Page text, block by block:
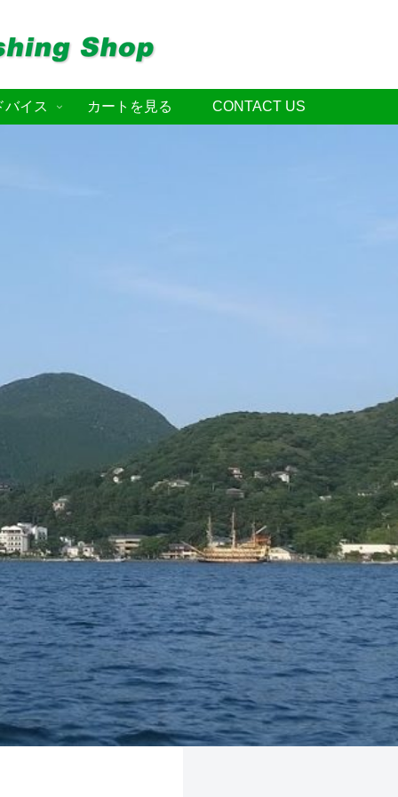
バイス カートを見る CONTACT US